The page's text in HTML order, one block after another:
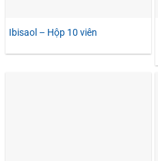
Ibisaol – Hộp 10 viên